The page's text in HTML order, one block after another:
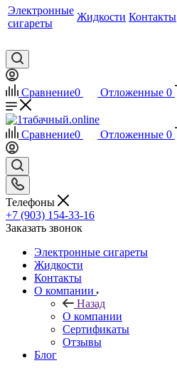
Электронные
сигареты
Жидкости Контакты
Сравнение0 Отложенные 0
Сравнение0 Отложенные 0
Телефоны
+7 (903) 154-33-16
Заказать звонок
Электронные сигареты
Жидкости
Контакты
О компании
Назад
О компании
Сертификаты
Отзывы
Блог